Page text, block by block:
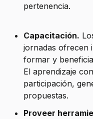
pertenencia.
Capacitación.
jornadas ofrecen
formar y
El aprendizaje
participación,
propuestas.
Proveer